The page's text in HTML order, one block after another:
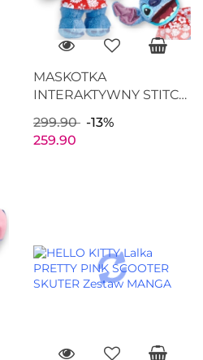
MASKOTKA
INTERAKTYWNY STITCH
50+ reakcji
299.90
-13%
259.90